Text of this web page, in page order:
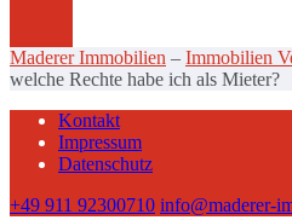
Maderer Immobilien – Immobilien
welche Rechte habe ich als Mieter?
Kontakt
Impressum
Datenschutz
+49 911 92300710 info@maderer-